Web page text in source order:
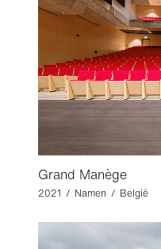
Grand Manège
2021 / Namen / België